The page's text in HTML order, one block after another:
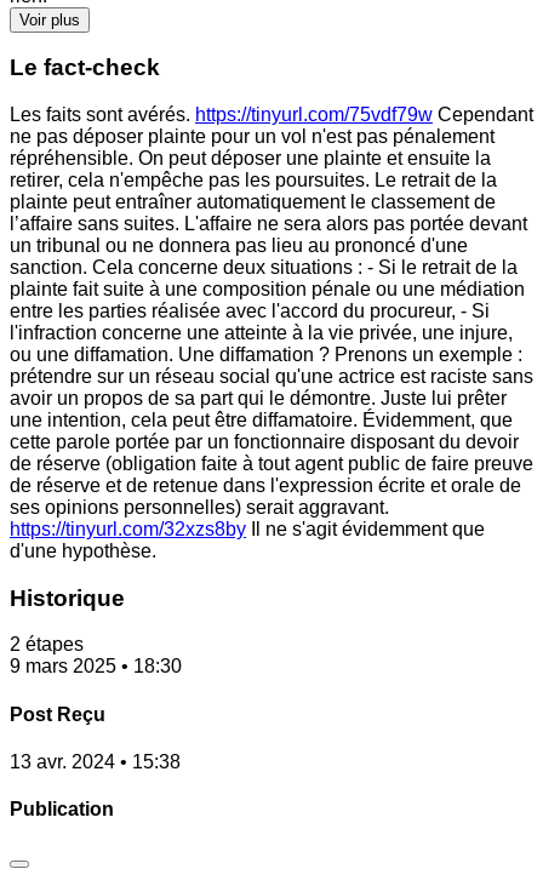
Voir plus
Le fact-check
Les faits sont avérés. https://tinyurl.com/75vdf79w Cependant
ne pas déposer plainte pour un vol n'est pas pénalement
répréhensible. On peut déposer une plainte et ensuite la
retirer, cela n'empêche pas les poursuites. Le retrait de la
plainte peut entraîner automatiquement le classement de
l’affaire sans suites. L'affaire ne sera alors pas portée devant
un tribunal ou ne donnera pas lieu au prononcé d'une
sanction. Cela concerne deux situations : - Si le retrait de la
plainte fait suite à une composition pénale ou une médiation
entre les parties réalisée avec l'accord du procureur, - Si
l'infraction concerne une atteinte à la vie privée, une injure,
ou une diffamation. Une diffamation ? Prenons un exemple :
prétendre sur un réseau social qu'une actrice est raciste sans
avoir un propos de sa part qui le démontre. Juste lui prêter
une intention, cela peut être diffamatoire. Évidemment, que
cette parole portée par un fonctionnaire disposant du devoir
de réserve (obligation faite à tout agent public de faire preuve
de réserve et de retenue dans l'expression écrite et orale de
ses opinions personnelles) serait aggravant.
https://tinyurl.com/32xzs8by Il ne s'agit évidemment que
d'une hypothèse.
Historique
2 étapes
9 mars 2025 • 18:30
Post Reçu
13 avr. 2024 • 15:38
Publication